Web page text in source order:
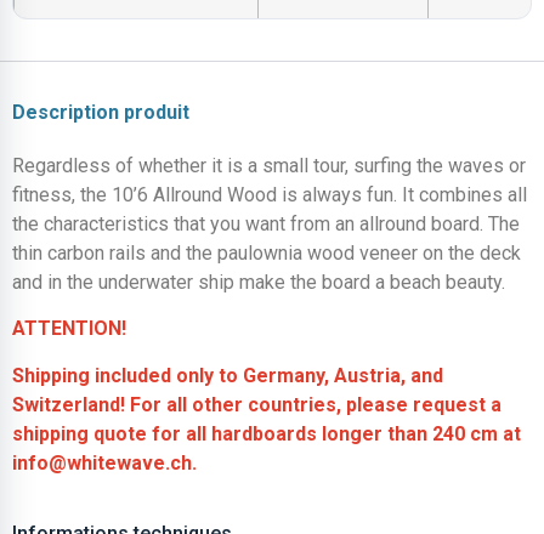
Description produit
Regardless of whether it is a small tour, surfing the waves or
fitness, the 10’6 Allround Wood is always fun. It combines all
the characteristics that you want from an allround board. The
thin carbon rails and the paulownia wood veneer on the deck
and in the underwater ship make the board a beach beauty.
ATTENTION!
Shipping included only to Germany, Austria, and
Switzerland! For all other countries, please request a
shipping quote for all hardboards longer than 240 cm at
info@whitewave.ch.